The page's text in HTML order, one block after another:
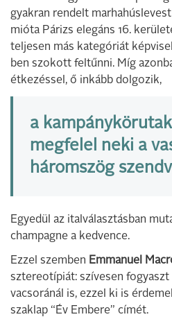
gyakran rendelt
mióta Párizs elegáns 16.
teljesen más kategóriát
ben szokott feltűnni. Míg
étkezéssel, ő inkább dolgozik,
a
megfelel neki a
háromszög
Egyedül az italválasztásban
champagne a kedvence.
Ezzel szemben Emmanuel
sztereotípiát: szívesen
vacsoránál is, ezzel ki is
szaklap “Év Embere” címét.